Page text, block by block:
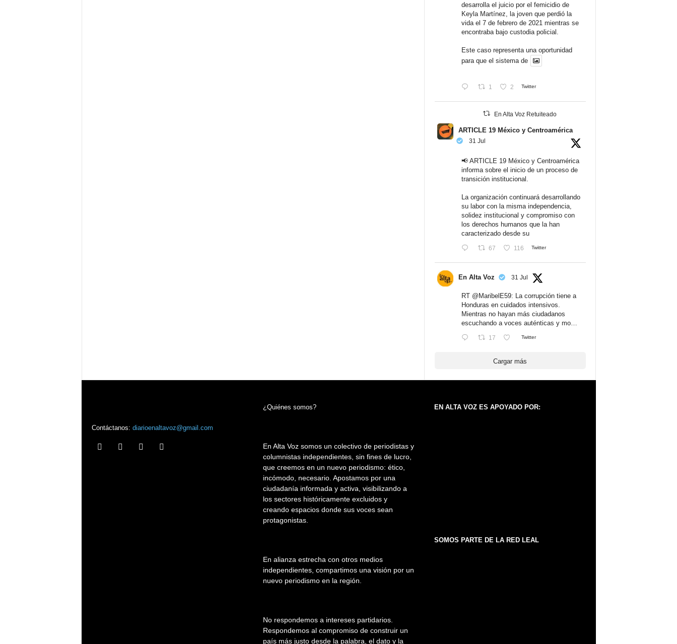
desarrolla el juicio por el femicidio de
Keyla Martínez, la joven que perdió la
vida el 7 de febrero de 2021 mientras se
encontraba bajo custodia policial.
Este caso representa una oportunidad
para que el sistema de
1 2 Twitter
En Alta Voz Retuiteado
ARTICLE 19 México y Centroamérica
31 Jul
📢 ARTICLE 19 México y Centroamérica
informa sobre el inicio de un proceso de
transición institucional.
La organización continuará desarrollando
su labor con la misma independencia,
solidez institucional y compromiso con
los derechos humanos que la han
caracterizado desde su
67 116 Twitter
En Alta Voz 31 Jul
RT @MaribelE59: La corrupción tiene a
Honduras en cuidados intensivos.
Mientras no hayan más ciudadanos
escuchando a voces auténticas y mo…
17 Twitter
Cargar más
Contáctanos: diarioenaltavoz@gmail.com
¿Quiénes somos?
En Alta Voz somos un colectivo de periodistas y
columnistas independientes, sin fines de lucro,
que creemos en un nuevo periodismo: ético,
incómodo, necesario. Apostamos por una
ciudadanía informada y activa, visibilizando a
los sectores históricamente excluidos y
creando espacios donde sus voces sean
protagonistas.
En alianza estrecha con otros medios
independientes, compartimos una visión por un
nuevo periodismo en la región.
No respondemos a intereses partidarios.
Respondemos al compromiso de construir un
país más justo desde la palabra, el dato y la
EN ALTA VOZ ES APOYADO POR:
SOMOS PARTE DE LA RED LEAL